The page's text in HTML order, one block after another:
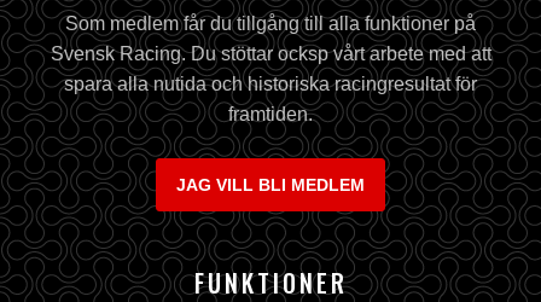
Som medlem får du tillgång till alla funktioner på
Svensk Racing. Du stöttar ocksp vårt arbete med att
spara alla nutida och historiska racingresultat för
framtiden.
JAG VILL BLI MEDLEM
FUNKTIONER